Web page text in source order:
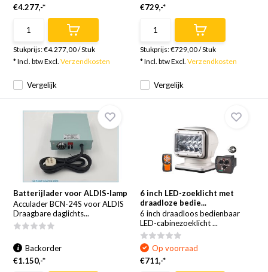
Vergelijk
€4.277,-*
Stukprijs:€4.277,00/Stuk
* Incl. btw Excl.Verzendkosten
Vergelijk
€729,-*
Stukprijs:€729,00/Stuk
* Incl. btw Excl. Verzendkosten
Batterijlader voor ALDIS-lamp
Acculader BCN-24S voor ALDIS
Draagbare daglichts...
Backorder
€1.150,-*
6 inch LED-zoeklicht met
draadloze bedie...
6 inch draadloos bedienbaar
LED-cabinezoeklicht ...
Op voorraad
€711,-*